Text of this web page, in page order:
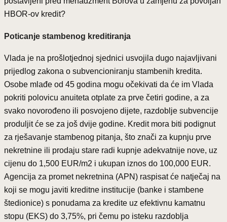
HBOR-ov kredit?
Poticanje stambenog kreditiranja
Vlada je na prošlotjednoj sjednici usvojila dugo najavljivani
prijedlog zakona o subvencioniranju stambenih kredita.
Osobe mlađe od 45 godina mogu očekivati da će im Vlada
pokriti polovicu anuiteta otplate za prve četiri godine, a za
svako novorođeno ili posvojeno dijete, razdoblje subvencije
produljit će se za još dvije godine. Kredit mora biti podignut
za rješavanje stambenog pitanja, što znači za kupnju prve
nekretnine ili prodaju stare radi kupnje adekvatnije nove, uz
cijenu do 1,500 EUR/m2 i ukupan iznos do 100,000 EUR.
Agencija za promet nekretnina (APN) raspisat će natječaj na
koji se mogu javiti kreditne institucije (banke i stambene
štedionice) s ponudama za kredite uz efektivnu kamatnu
stopu (EKS) do 3,75%, pri čemu po isteku razdoblja